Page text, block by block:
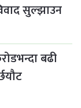
सुल्झाउन
बढी